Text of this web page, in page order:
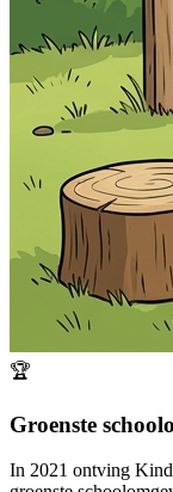
🏆
Groenste
In 2021 ontving